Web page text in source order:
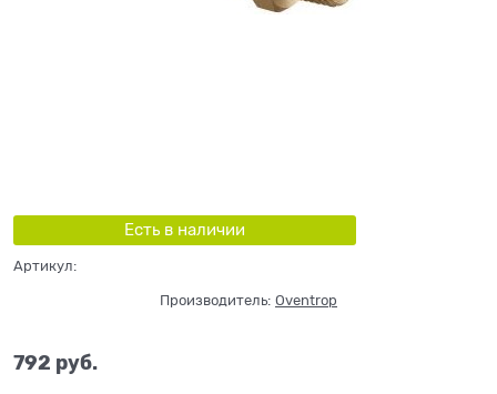
Есть в наличии
Артикул:
Производитель: Oventrop
792 руб.